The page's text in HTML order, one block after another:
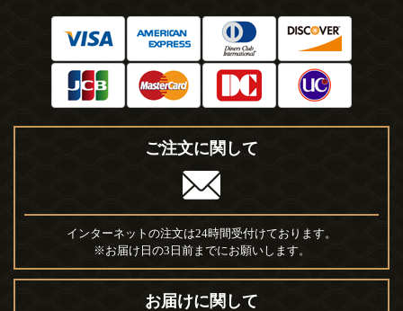
ご注文に関して
インターネットの注文は24時間受付けております。
※お届け日の3日前までにお願いします。
お届けに関して